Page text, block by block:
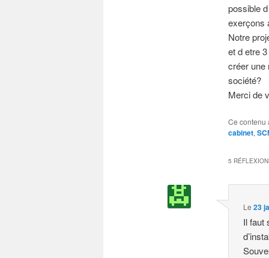
possible
exerçons
Notre
et d etre
créer une
société?
Merci de
Ce contenu
cabinet,
5
Le23
Il faut